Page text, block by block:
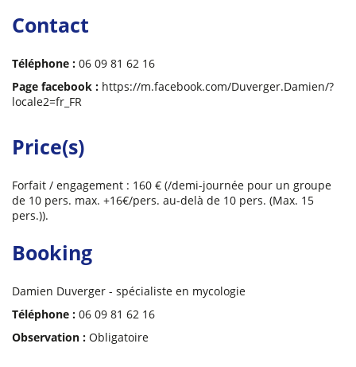
Contact
Téléphone : 06 09 81 62 16
Page facebook : https://m.facebook.com/Duverger.Damien/?
locale2=fr_FR
Price(s)
Forfait / engagement : 160 € (/demi-journée pour un groupe
de 10 pers. max. +16€/pers. au-delà de 10 pers. (Max. 15
pers.)).
Booking
Damien Duverger - spécialiste en mycologie
Téléphone : 06 09 81 62 16
Observation : Obligatoire